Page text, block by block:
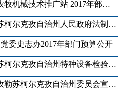
克孜勒苏柯尔克孜自治州农牧机械技术推广站 2017年部门预算公开
新疆维吾尔自治区克孜勒苏柯尔克孜自治州人民政府法制办公室2017年部门预算公开
委史志办2017年部门预算公开
新疆维吾尔自治区克孜勒苏柯尔克孜自治州特种设备检验检测所2017年部门预算公开
新疆维吾尔自治区中共克孜勒苏柯尔克孜自治州委员会宣传部2017年部门预算公开